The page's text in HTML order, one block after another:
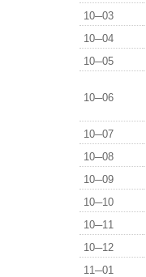
10─03
10─04
10─05
10─06
10─07
10─08
10─09
10─10
10─11
10─12
11─01